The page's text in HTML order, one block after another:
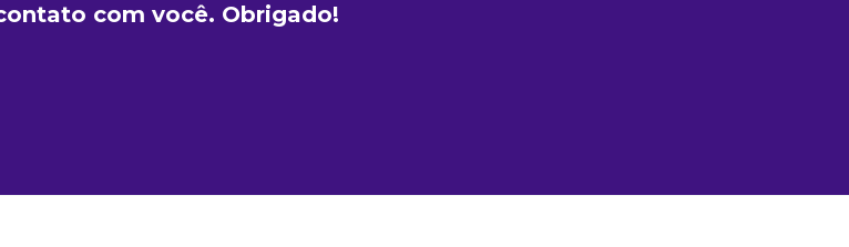
com você. Obrigado!